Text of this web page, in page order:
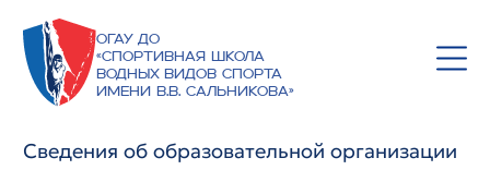
ОГАУ ДО
«Спортивная школа
водных видов спорта
имени В.В. Сальникова»
Сведения об образовательной организации